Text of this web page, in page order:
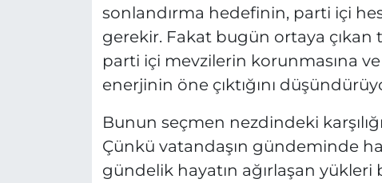
sonlandırma hedefinin, parti içi
gerekir. Fakat bugün ortaya
parti içi mevzilerin korunmasına
enerjinin öne çıktığını
Bunun seçmen nezdindeki
Çünkü vatandaşın gündeminde
gündelik hayatın ağırlaşan